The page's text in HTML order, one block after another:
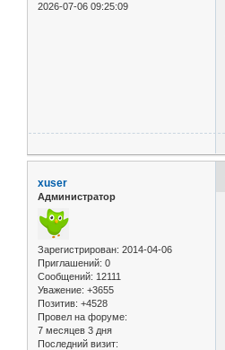
2026-07-06 09:25:09
xuser
Администратор
Зарегистрирован: 2014-04-06
Приглашений: 0
Сообщений: 12111
Уважение: +3655
Позитив: +4528
Провел на форуме:
7 месяцев 3 дня
Последний визит: